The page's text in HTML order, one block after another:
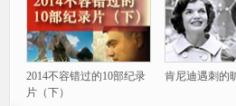
2014不容错过的10部纪录
片（下）
肯尼迪遇刺的